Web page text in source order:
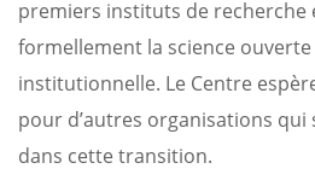
premiers instituts de recherche
formellement la science ouverte
institutionnelle. Le Centre
pour d’autres organisations qui
dans cette transition.